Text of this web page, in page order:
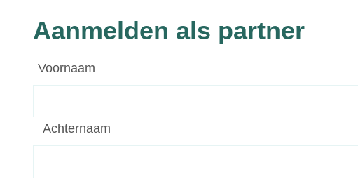
Aanmelden als partner
Voornaam
Achternaam